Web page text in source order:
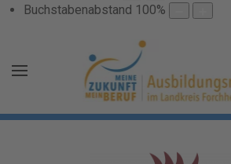
Buchstabenabstand 100%